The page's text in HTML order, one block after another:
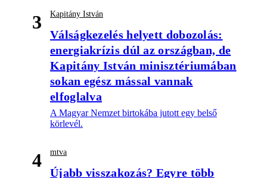
3 Kapitány István
Válságkezelés helyett dobozolás:
energiakrízis dúl az országban, de
Kapitány István minisztériumában
sokan egész mással vannak
elfoglalva
A Magyar Nemzet birtokába jutott egy belső
körlevél.
4 mtva
Újabb visszakozás? Egyre több